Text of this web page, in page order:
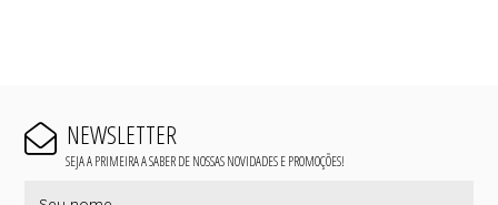
NEWSLETTER
SEJA A PRIMEIRA A SABER DE NOSSAS NOVIDADES E PROMOÇÕES!